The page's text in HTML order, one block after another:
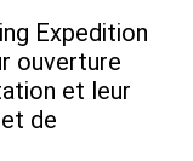
Expedition
ouverture
et leur
de